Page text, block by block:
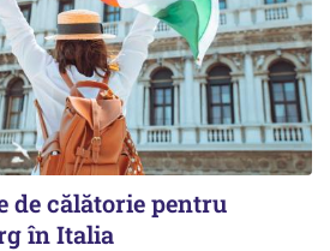
de călătorie pentru
în Italia